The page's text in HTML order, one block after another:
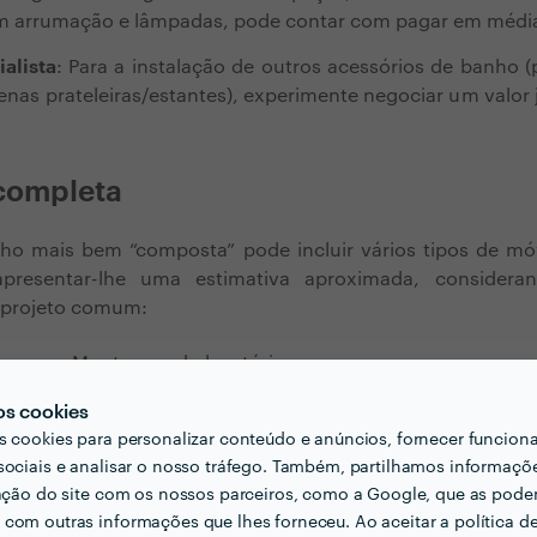
cookies
cookies para personalizar conteúdo e anúncios, fornecer
e analisar o nosso tráfego. Também, partilhamos
do site com os nossos parceiros, como a Google, que as
outras informações que lhes forneceu. Ao aceitar a política
arrumação e lâmpadas, pode contar com pagar em
: Para a instalação de outros acessórios de banho
prateleiras/estantes), experimente negociar um valor
mais bem “composta” pode incluir vários tipos de
lhe uma estimativa aproximada,
comum:
Montagem do lavatório,
espelho sem arrumação
Montagem da base do duche,
portas, chuveiro e torneira